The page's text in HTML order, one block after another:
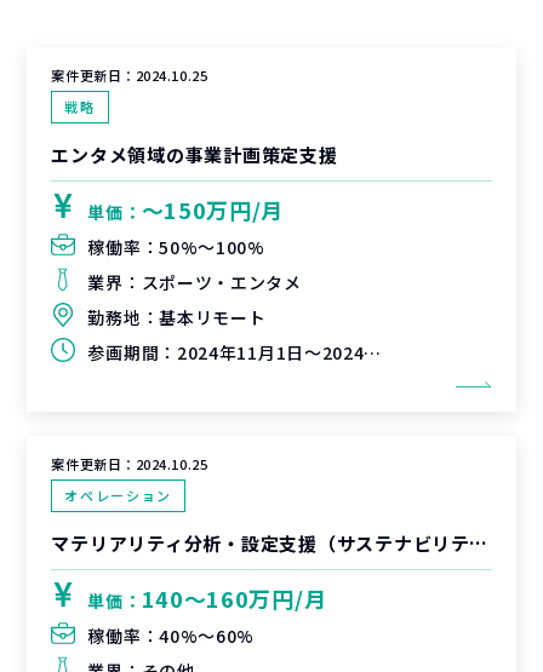
案件更新日： 2024.10.25
戦略
エンタメ領域の事業計画策定支援
単価： 〜150万円/月
稼働率：50%〜100%
業界： スポーツ・エンタメ
勤務地：基本リモート
参画期間： 2024年11月1日～2024年12月31日もしくは、2025年1月31日（延長可能性有）
案件更新日： 2024.10.25
オペレーション
マテリアリティ分析・設定支援（サステナビリティ）
単価： 140〜160万円/月
稼働率：40%〜60%